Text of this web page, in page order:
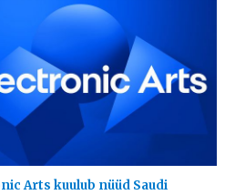
Arts kuulub nüüd Saudi